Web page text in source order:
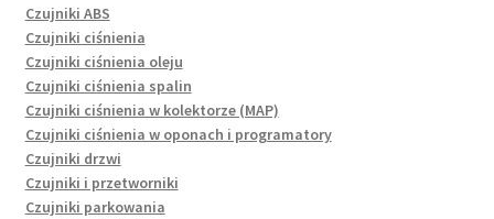
Czujniki ABS
Czujniki ciśnienia
Czujniki ciśnienia oleju
Czujniki ciśnienia spalin
Czujniki ciśnienia w kolektorze (MAP)
Czujniki ciśnienia w oponach i programatory
Czujniki drzwi
Czujniki i przetworniki
Czujniki parkowania